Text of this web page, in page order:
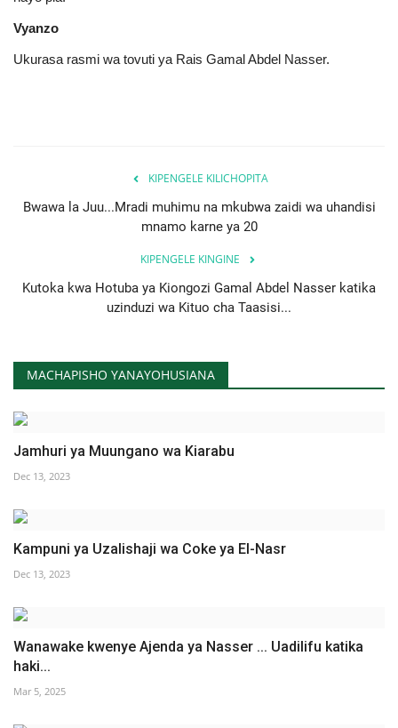
Vyanzo
Ukurasa rasmi wa tovuti ya Rais Gamal Abdel Nasser.
KIPENGELE KILICHOPITA
Bwawa la Juu...Mradi muhimu na mkubwa zaidi wa uhandisi
mnamo karne ya 20
KIPENGELE KINGINE
Kutoka kwa Hotuba ya Kiongozi Gamal Abdel Nasser katika
uzinduzi wa Kituo cha Taasisi...
MACHAPISHO YANAYOHUSIANA
Jamhuri ya Muungano wa Kiarabu
Dec 13, 2023
Kampuni ya Uzalishaji wa Coke ya El-Nasr
Dec 13, 2023
Wanawake kwenye Ajenda ya Nasser ... Uadilifu katika
haki...
Mar 5, 2025